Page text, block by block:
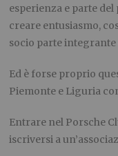
esperienza e parte
creare entusiasmo,
socio parte
Ed è forse proprio
Piemonte e Liguria
Entrare nel Porsche
iscriversi a